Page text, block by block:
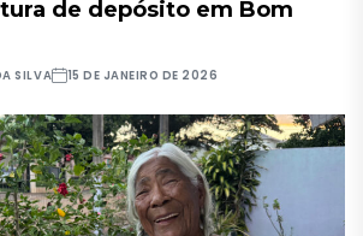
de depósito em Bom
SILVA 15 DE JANEIRO DE 2026